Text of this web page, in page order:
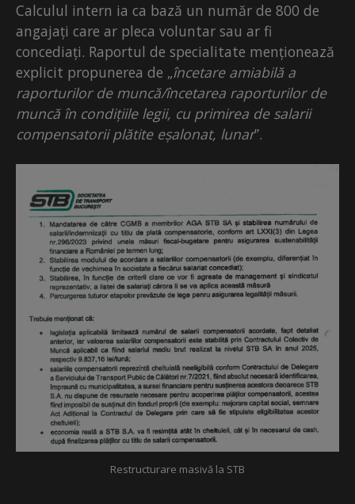
Calculul intern ia ca bază un număr de 800 de
angajați care ar pleca voluntar sau ar fi
concediați. Raportul de specialitate menționează
explicit propunerea de „încetare amiabilă a
raporturilor de muncă/încetarea raporturilor de
muncă în condițiile legii, cu primirea de salarii
compensatorii plătite eșalonat, lunar”.
Restructurare masivă la STB